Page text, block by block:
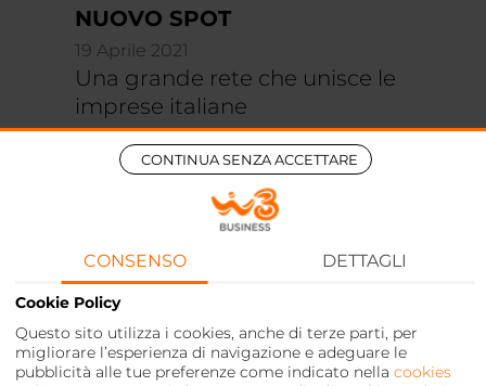
CONTINUA SENZA ACCETTARE
CONSENSO
Cookie Policy
Questo sito utilizza i cookies, anche di terze parti, per
migliorare l’esperienza di navigazione e adeguare le
pubblicità alle tue preferenze come indicato nella cookies
DETTAGLI
NUOVO SPOT
19 Aprile 2021
Una grande rete che unisce le
imprese italiane
WINDTRE BUSINESS TORNA IN
TV CON LE AZIENDE PARTNER
PROTAGONISTE
13 Febbraio 2023
WINDTRE BUSINESS TORNA IN TV
CON LE AZIENDE PARTNER
PROTAGONISTE